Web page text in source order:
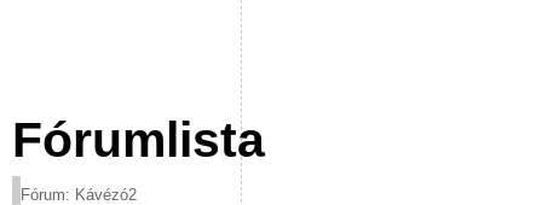
Fórumlista
Fórum: Kávézó2